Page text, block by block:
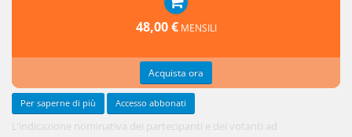
L’indicazione nominativa dei partecipanti e dei votanti ad
48,00 € MENSILI
Acquista ora
Per saperne di più Accesso abbonati